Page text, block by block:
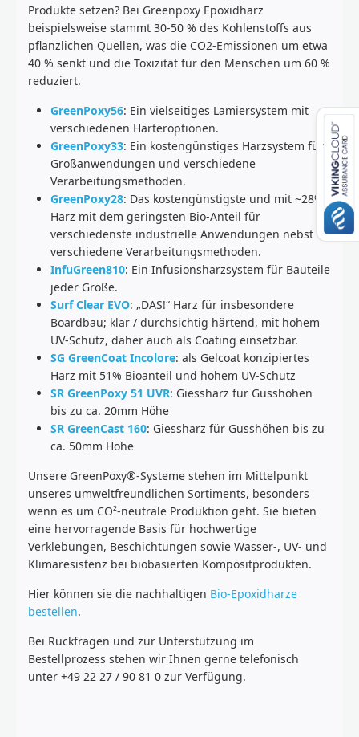
Produkte setzen? Bei Greenpoxy Epoxidharz
beispielsweise stammt 30-50 % des Kohlenstoffs aus
pflanzlichen Quellen, was die CO2-Emissionen um etwa
40 % senkt und die Toxizität für den Menschen um 60 %
reduziert.
GreenPoxy56: Ein vielseitiges Lamiersystem mit
verschiedenen Härteroptionen.
GreenPoxy33: Ein kostengünstiges Harzsystem für
Großanwendungen und verschiedene
Verarbeitungsmethoden.
GreenPoxy28: Das kostengünstigste und mit ~28%
Harz mit dem geringsten Bio-Anteil für
verschiedenste industrielle Anwendungen nebst
verschiedene Verarbeitungsmethoden.
InfuGreen810: Ein Infusionsharzsystem für Bauteile
jeder Größe.
Surf Clear EVO: „DAS!“ Harz für insbesondere
Boardbau; klar / durchsichtig härtend, mit hohem
UV-Schutz, daher auch als Coating einsetzbar.
SG GreenCoat Incolore: als Gelcoat konzipiertes
Harz mit 51% Bioanteil und hohem UV-Schutz
SR GreenPoxy 51 UVR: Giessharz für Gusshöhen
bis zu ca. 20mm Höhe
SR GreenCast 160: Giessharz für Gusshöhen bis zu
ca. 50mm Höhe
Unsere GreenPoxy®-Systeme stehen im Mittelpunkt
unseres umweltfreundlichen Sortiments, besonders
wenn es um CO²-neutrale Produktion geht. Sie bieten
eine hervorragende Basis für hochwertige
Verklebungen, Beschichtungen sowie Wasser-, UV- und
Klimaresistenz bei biobasierten Kompositprodukten.
Hier können sie die nachhaltigen Bio-Epoxidharze
bestellen.
Bei Rückfragen und zur Unterstützung im
Bestellprozess stehen wir Ihnen gerne telefonisch
unter +49 22 27 / 90 81 0 zur Verfügung.